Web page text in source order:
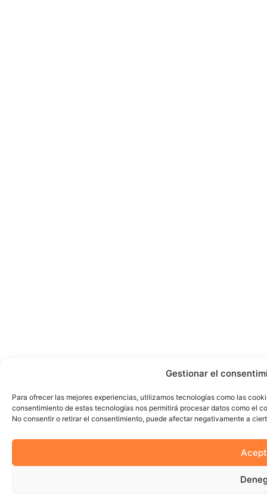
Gestionar el
Para ofrecer las mejores experiencias, utilizamos tecnologías como las
consentimiento de estas tecnologías nos permitirá procesar datos como el
No consentir o retirar el consentimiento, puede afectar negativamente a